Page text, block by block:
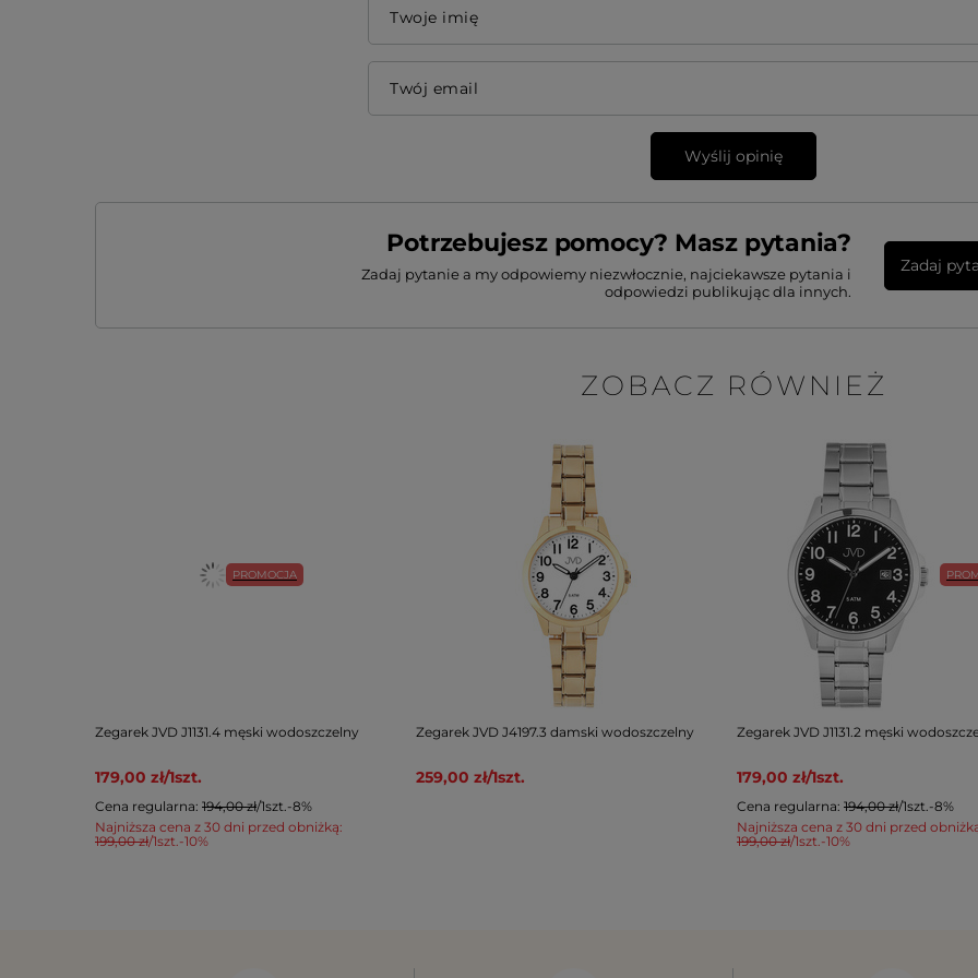
Twoje imię
Twój email
Wyślij opinię
Potrzebujesz pomocy? Masz pytania?
Zadaj pytanie a my odpowiemy niezwłocznie, najciekawsze pytania i
odpowiedzi publikując dla innych.
Zadaj
ZOBACZ RÓWNIEŻ
Zegarek JVD J1131.4 męski wodoszczelny
179,00 zł/1szt.
Najniższa cena z 30 dni przed obniżką:
199,00 zł/1szt.-10%
Cena regularna: 194,00 zł/1szt.-8%
Zegarek JVD J4197.3 damski wodoszczelny
259,00 zł/1szt.
Zegarek JVD J1131.2 męski
179,00 zł/1szt.
Najniższa cena z 30 dni przed
199,00 zł/1szt.-10%
Cena regularna: 194,00 zł/1szt.-8%